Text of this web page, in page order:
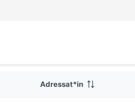
Adressat*in